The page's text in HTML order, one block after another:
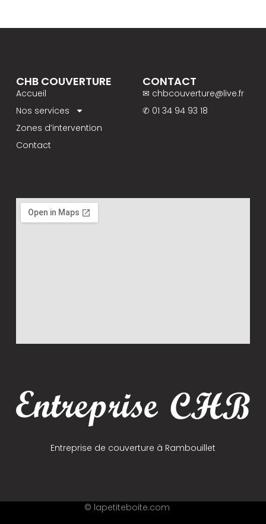
Entreprise de couverture à Rambouillet
CHB COUVERTURE
Accueil
Nos services
Zones d’intervention
Contact
CONTACT
✉ chbcouverture@live.fr
✆ 01 34 94 93 18
© lapetiteboite.com